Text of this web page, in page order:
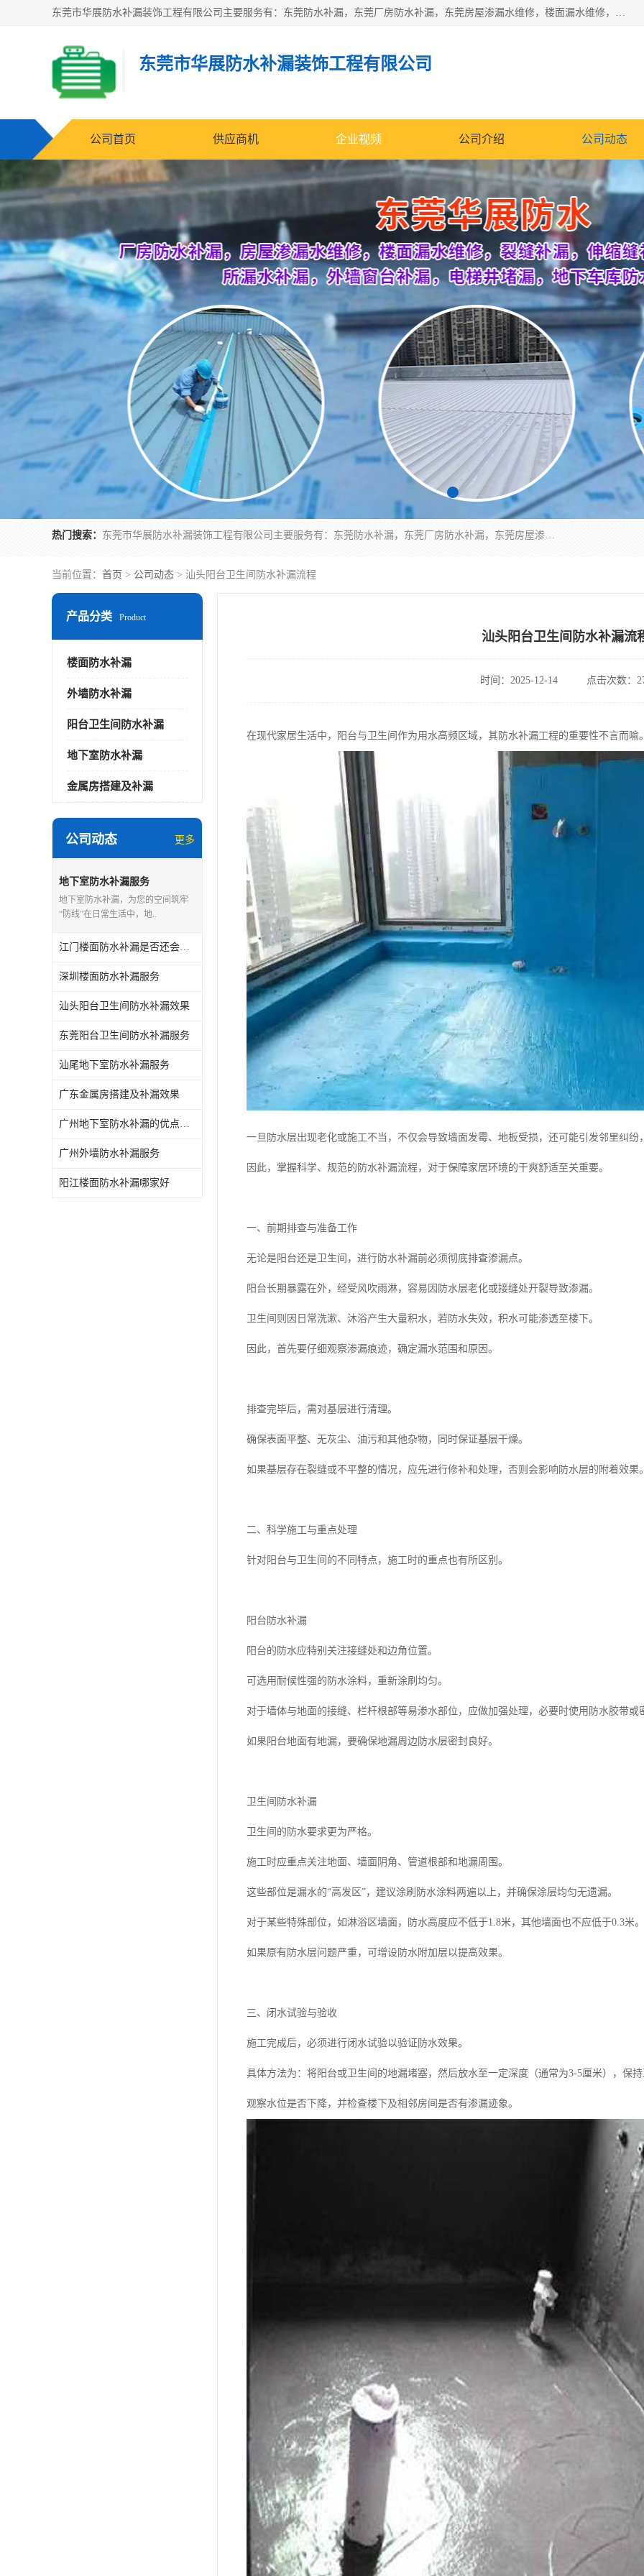
东莞市华展防水补漏装饰工程有限公司主要服务有：东莞防水补漏，东莞厂房防水补漏，东莞房屋渗漏水维修，楼面漏水维修，裂缝补漏，伸缩缝补漏，卫生间防水改造，厕所漏水补漏，外墙窗台补漏，电梯井堵漏，地下车库防水引水工程等
东莞市华展防水补漏装饰工程有限公司
公司首页 供应商机 企业视频 公司介绍 公司动态
热门搜索： 东莞市华展防水补漏装饰工程有限公司主要服务有：东莞防水补漏，东莞厂房防水补漏，东莞房屋渗漏水维修，楼面漏水维修，裂缝补漏，伸缩缝补漏，卫生间防水改造，厕所漏水补漏，外墙窗台补漏，电梯井堵漏，地下车库防水引水工程等
当前位置： 首页 > 公司动态 > 汕头阳台卫生间防水补漏流程
产品分类 Product
楼面防水补漏
外墙防水补漏
阳台卫生间防水补漏
地下室防水补漏
金属房搭建及补漏
公司动态 更多
地下室防水补漏服务
地下室防水补漏，为您的空间筑牢
“防线”在日常生活中，地..
江门楼面防水补漏是否还会漏水
深圳楼面防水补漏服务
汕头阳台卫生间防水补漏效果
东莞阳台卫生间防水补漏服务
汕尾地下室防水补漏服务
广东金属房搭建及补漏效果
广州地下室防水补漏的优点和缺点
广州外墙防水补漏服务
阳江楼面防水补漏哪家好
汕头阳台卫生间防水补漏流
时间：2025-12-14 点击次数：
在现代家居生活中，阳台与卫生间作为用水高频区域，其防水补漏工程的重要性不言而喻
一旦防水层出现老化或施工不当，不仅会导致墙面发霉、地板受损，还可能引发邻里纠纷
因此，掌握科学、规范的防水补漏流程，对于保障家居环境的干爽舒适至关重要。
一、前期排查与准备工作
无论是阳台还是卫生间，进行防水补漏前必须彻底排查渗漏点。
阳台长期暴露在外，经受风吹雨淋，容易因防水层老化或接缝处开裂导致渗漏。
卫生间则因日常洗漱、沐浴产生大量积水，若防水失效，积水可能渗透至楼下。
因此，首先要仔细观察渗漏痕迹，确定漏水范围和原因。
排查完毕后，需对基层进行清理。
确保表面平整、无灰尘、油污和其他杂物，同时保证基层干燥。
如果基层存在裂缝或不平整的情况，应先进行修补和处理，否则会影响防水层的附着效果
二、科学施工与重点处理
针对阳台与卫生间的不同特点，施工时的重点也有所区别。
阳台防水补漏
阳台的防水应特别关注接缝处和边角位置。
可选用耐候性强的防水涂料，重新涂刷均匀。
对于墙体与地面的接缝、栏杆根部等易渗水部位，应做加强处理，必要时使用防水胶带或
如果阳台地面有地漏，要确保地漏周边防水层密封良好。
卫生间防水补漏
卫生间的防水要求更为严格。
施工时应重点关注地面、墙面阴角、管道根部和地漏周围。
这些部位是漏水的“高发区”，建议涂刷防水涂料两遍以上，并确保涂层均匀无遗漏。
对于某些特殊部位，如淋浴区墙面，防水高度应不低于1.8米，其他墙面也不应低于0.3米。
如果原有防水层问题严重，可增设防水附加层以提高效果。
三、闭水试验与验收
施工完成后，必须进行闭水试验以验证防水效果。
具体方法为：将阳台或卫生间的地漏堵塞，然后放水至一定深度（通常为3-5厘米），保
观察水位是否下降，并检查楼下及相邻房间是否有渗漏迹象。